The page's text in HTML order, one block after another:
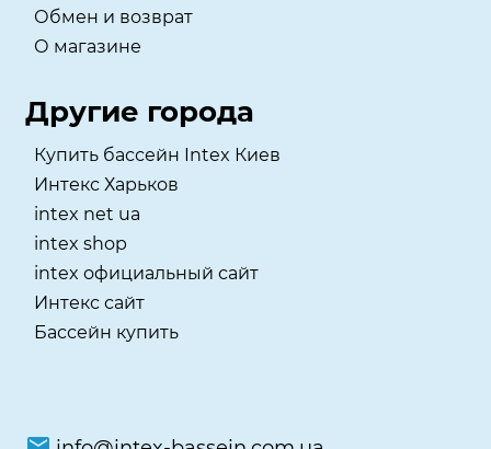
Обмен и возврат
О магазине
Другие города
Купить бассейн Intex Киев
Интекс Харьков
intex net ua
intex shop
intex официальный сайт
Интекс сайт
Бассейн купить